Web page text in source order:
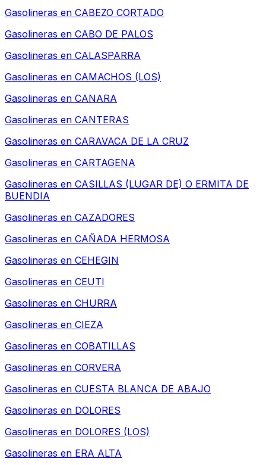
Gasolineras en CABEZO CORTADO
Gasolineras en CABO DE PALOS
Gasolineras en CALASPARRA
Gasolineras en CAMACHOS (LOS)
Gasolineras en CANARA
Gasolineras en CANTERAS
Gasolineras en CARAVACA DE LA CRUZ
Gasolineras en CARTAGENA
Gasolineras en CASILLAS (LUGAR DE) O ERMITA DE
BUENDIA
Gasolineras en CAZADORES
Gasolineras en CAÑADA HERMOSA
Gasolineras en CEHEGIN
Gasolineras en CEUTI
Gasolineras en CHURRA
Gasolineras en CIEZA
Gasolineras en COBATILLAS
Gasolineras en CORVERA
Gasolineras en CUESTA BLANCA DE ABAJO
Gasolineras en DOLORES
Gasolineras en DOLORES (LOS)
Gasolineras en ERA ALTA